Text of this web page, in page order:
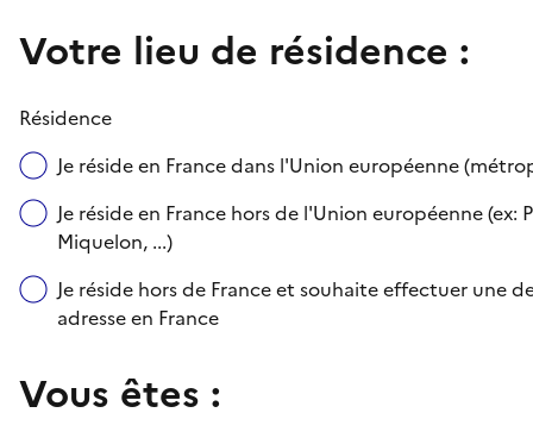
Votre lieu de résidence :
Résidence
Je réside en France dans l'Union européenne
Je réside en France hors de l'Union européenne
Miquelon, ...)
Je réside hors de France et souhaite effectuer une
adresse en France
Vous êtes :